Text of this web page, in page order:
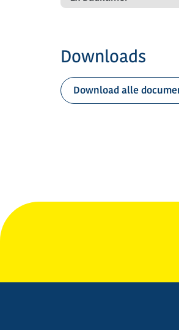
Downloads
Download alle